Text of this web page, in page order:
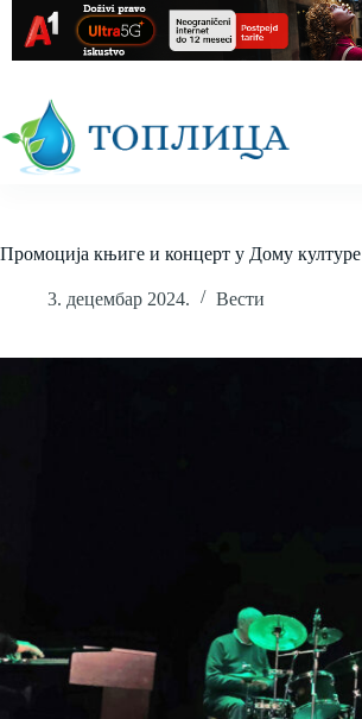
content
Промоција књиге и концерт у Дому културе
3. децембар 2024. Вести